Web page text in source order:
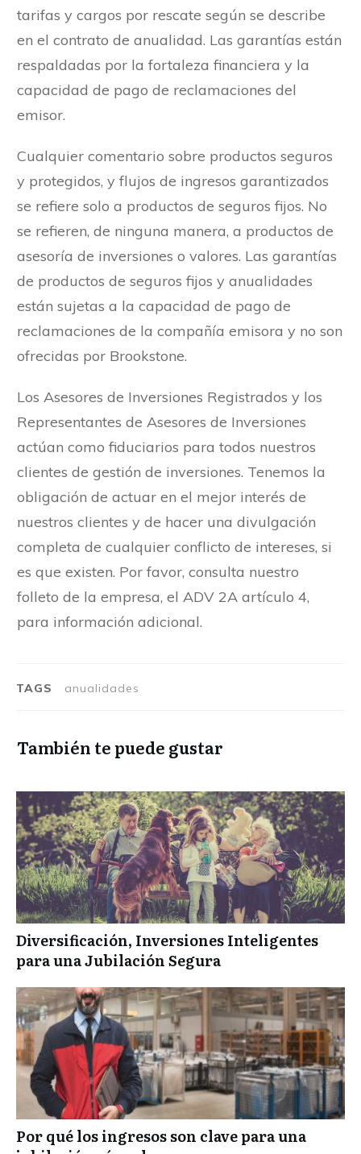
tarifas y cargos por rescate según se describe
en el contrato de anualidad. Las garantías están
respaldadas por la fortaleza financiera y la
capacidad de pago de reclamaciones del
emisor.
Cualquier comentario sobre productos seguros
y protegidos, y flujos de ingresos garantizados
se refiere solo a productos de seguros fijos. No
se refieren, de ninguna manera, a productos de
asesoría de inversiones o valores. Las garantías
de productos de seguros fijos y anualidades
están sujetas a la capacidad de pago de
reclamaciones de la compañía emisora y no son
ofrecidas por Brookstone.
Los Asesores de Inversiones Registrados y los
Representantes de Asesores de Inversiones
actúan como fiduciarios para todos nuestros
clientes de gestión de inversiones. Tenemos la
obligación de actuar en el mejor interés de
nuestros clientes y de hacer una divulgación
completa de cualquier conflicto de intereses, si
es que existen. Por favor, consulta nuestro
folleto de la empresa, el ADV 2A artículo 4,
para información adicional.
TAGS anualidades
También te puede gustar
Diversificación, Inversiones Inteligentes
para una Jubilación Segura
Por qué los ingresos son clave para una